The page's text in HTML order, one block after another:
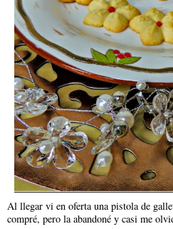
Al llegar vi en oferta una pistola de
compré, pero la abandoné y casi me